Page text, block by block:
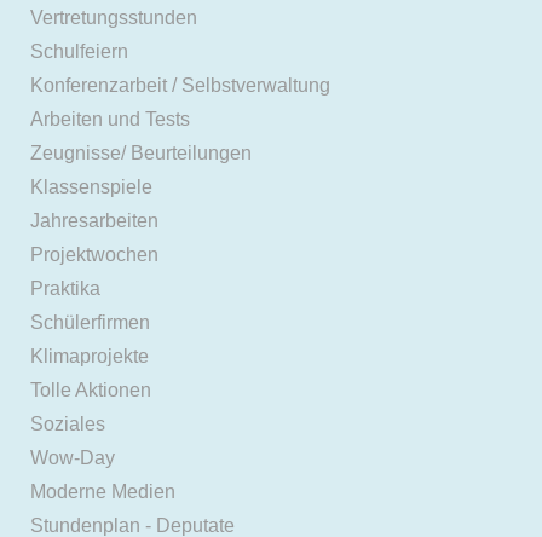
Vertretungsstunden
Schulfeiern
Konferenzarbeit / Selbstverwaltung
Arbeiten und Tests
Zeugnisse/ Beurteilungen
Klassenspiele
Jahresarbeiten
Projektwochen
Praktika
Schülerfirmen
Klimaprojekte
Tolle Aktionen
Soziales
Wow-Day
Moderne Medien
Stundenplan - Deputate